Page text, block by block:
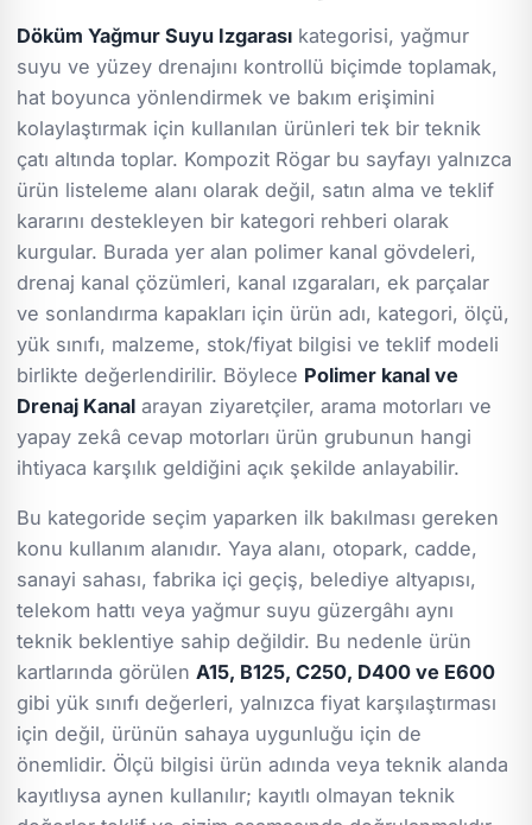
Döküm Yağmur Suyu Izgarası kategorisi, yağmur
suyu ve yüzey drenajını kontrollü biçimde toplamak,
hat boyunca yönlendirmek ve bakım erişimini
kolaylaştırmak için kullanılan ürünleri tek bir teknik
çatı altında toplar. Kompozit Rögar bu sayfayı yalnızca
ürün listeleme alanı olarak değil, satın alma ve teklif
kararını destekleyen bir kategori rehberi olarak
kurgular. Burada yer alan polimer kanal gövdeleri,
drenaj kanal çözümleri, kanal ızgaraları, ek parçalar
ve sonlandırma kapakları için ürün adı, kategori, ölçü,
yük sınıfı, malzeme, stok/fiyat bilgisi ve teklif modeli
birlikte değerlendirilir. Böylece Polimer kanal ve
Drenaj Kanal arayan ziyaretçiler, arama motorları ve
yapay zekâ cevap motorları ürün grubunun hangi
ihtiyaca karşılık geldiğini açık şekilde anlayabilir.
Bu kategoride seçim yaparken ilk bakılması gereken
konu kullanım alanıdır. Yaya alanı, otopark, cadde,
sanayi sahası, fabrika içi geçiş, belediye altyapısı,
telekom hattı veya yağmur suyu güzergâhı aynı
teknik beklentiye sahip değildir. Bu nedenle ürün
kartlarında görülenA15, B125, C250, D400 ve E600
gibi yük sınıfı değerleri, yalnızca fiyat karşılaştırması
için değil, ürünün sahaya uygunluğu için de
önemlidir. Ölçü bilgisi ürün adında veya teknik alanda
kayıtlıysa aynen kullanılır; kayıtlı olmayan teknik